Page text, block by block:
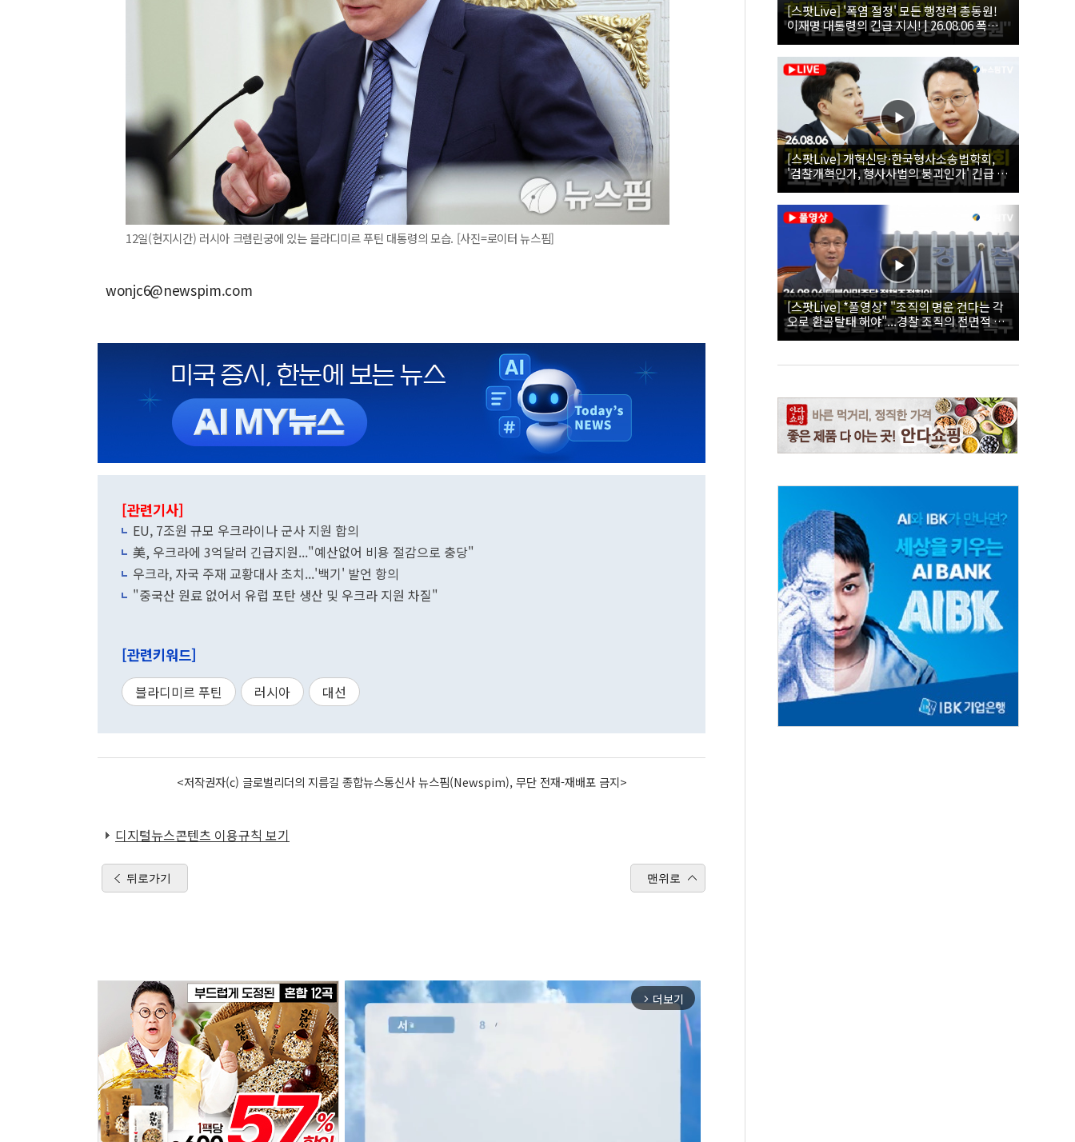
12일(현지시간) 러시아 크렘린궁에 있는 블라디미르 푸틴 대통령의 모습. [사진=로이터 뉴스핌]
wonjc6@newspim.com
[관련기사]
EU, 7조원 규모 우크라이나 군사 지원 합의
美, 우크라에 3억달러 긴급지원..."예산없어 비용 절감으로 충당"
우크라, 자국 주재 교황대사 초치...'백기' 발언 항의
"중국산 원료 없어서 유럽 포탄 생산 및 우크라 지원 차질"
[관련키워드]
블라디미르 푸틴 러시아 대선
<저작권자(c) 글로벌리더의 지름길 종합뉴스통신사 뉴스핌(Newspim), 무단 전재-재배포 금지>
디지털뉴스콘텐츠 이용규칙 보기
뒤로가기 맨위로
arrow_forward_ios 더보기
[스팟Live] '폭염 절정' 모든 행정력 총동원!
이재명 대통령의 긴급 지시! | 26.08.06 폭염•
가뭄 대처상황 점검회의
[스팟Live] 개혁신당·한국형사소송법학회,
'검찰개혁인가, 형사사법의 붕괴인가' 긴급 세
미나｜26.08.06
[스팟Live] *풀영상* "조직의 명운 건다는 각
오로 환골탈태 해야"...경찰 조직의 전면적 쇄
신 촉구한 한병도 | 26.08.06 더불어민주당 정